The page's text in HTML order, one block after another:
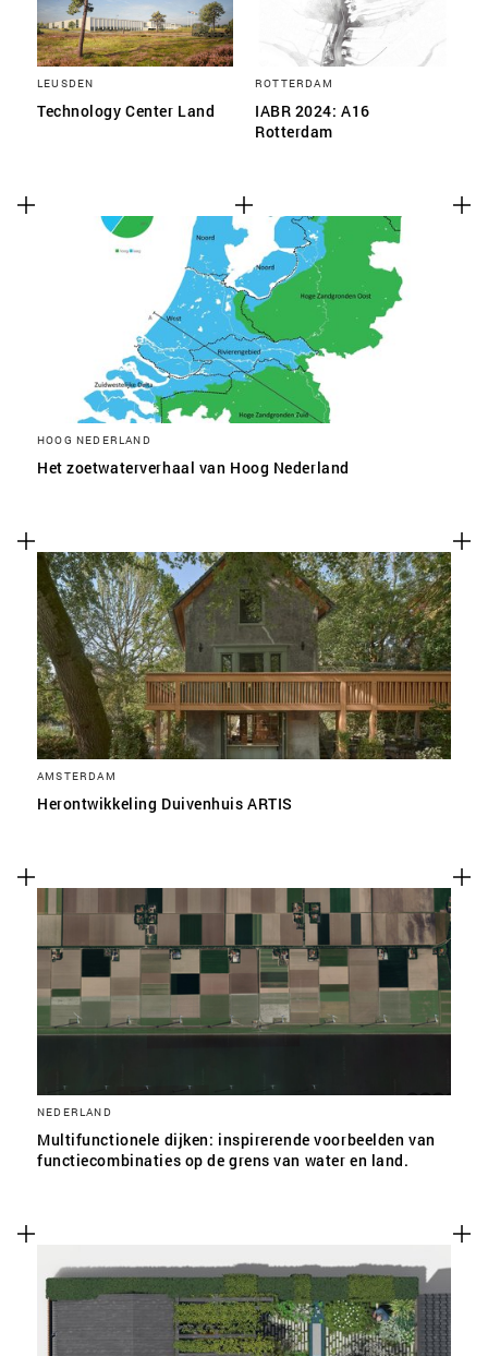
LEUSDEN
Technology Center Land
ROTTERDAM
IABR 2024: A16
Rotterdam
HOOG NEDERLAND
Het zoetwaterverhaal van Hoog Nederland
AMSTERDAM
Herontwikkeling Duivenhuis ARTIS
NEDERLAND
Multifunctionele dijken: inspirerende voorbeelden van
functiecombinaties op de grens van water en land.